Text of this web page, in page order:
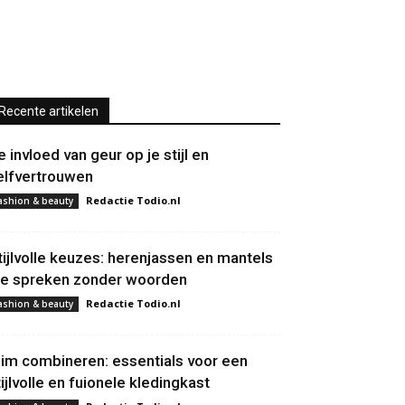
Recente artikelen
invloed van geur op je stijl en
& beauty Redactie Todio.nl
keuzes: herenjassen en mantels
spreken zonder woorden
& beauty Redactie Todio.nl
combineren: essentials voor een
en fuionele kledingkast